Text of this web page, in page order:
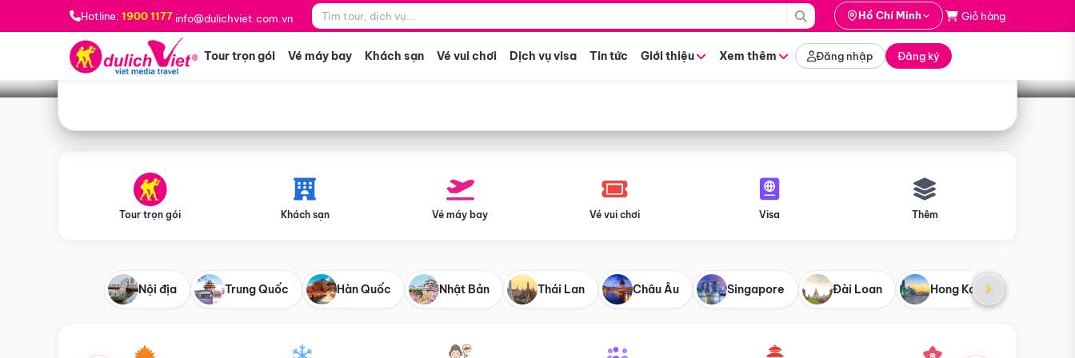
Hotline: 1900 1177 info@dulichviet.com.vn Hồ Chí Minh Giỏ hàng
Tour trọn gói Vé máy bay Khách sạn Vé vui chơi Dịch vụ visa Tin tức Giới thiệu Xem thêm Đăng nhập Đăng ký
Bạn muốn đi đâu? *
Tìm tour
Tour trọn gói Khách sạn Vé máy bay Vé vui chơi Visa Thêm
Nội địa Trung Quốc Hàn Quốc Nhật Bản Thái Lan Châu Âu Singapore Đài Loan Hong Kong